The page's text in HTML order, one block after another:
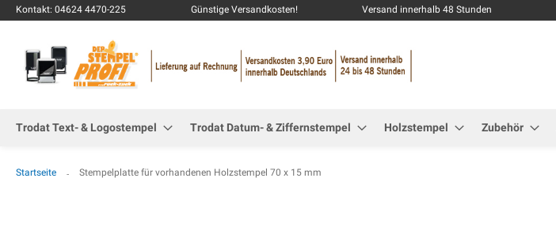
Kontakt: 04624 4470-225 Günstige Versandkosten! Versand innerhalb 48 Stunden
Trodat Text- & Logostempel Trodat Datum- & Ziffernstempel Holzstempel Zubehör
Startseite Stempelplatte für vorhandenen Holzstempel 70 x 15 mm